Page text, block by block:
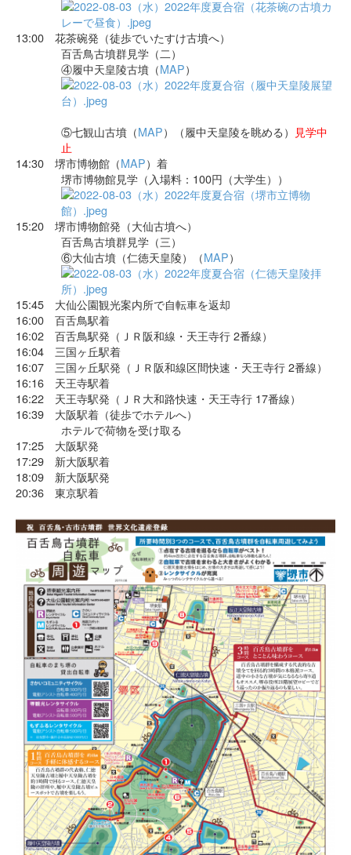
13:00 花茶碗発（徒歩でいたすけ古墳へ）
百舌鳥古墳群見学（二）
④履中天皇陵古墳（MAP）
⑤七観山古墳（MAP）（履中天皇陵を眺める） 見学中
止
14:30 堺市博物館（MAP）着
堺市博物館見学（入場料：100円（大学生））
15:20 堺市博物館発（大仙古墳へ）
百舌鳥古墳群見学（三）
⑥大仙古墳（仁徳天皇陵）（MAP）
15:45 大仙公園観光案内所で自転車を返却
16:00 百舌鳥駅着
16:02 百舌鳥駅発（ＪＲ阪和線・天王寺行 2番線）
16:04 三国ヶ丘駅着
16:07 三国ヶ丘駅発（ＪＲ阪和線区間快速・天王寺行 2番線）
16:16 天王寺駅着
16:22 天王寺駅発（ＪＲ大和路快速・天王寺行 17番線）
16:39 大阪駅着（徒歩でホテルへ）
ホテルで荷物を受け取る
17:25 大阪駅発
17:29 新大阪駅着
18:09 新大阪駅発
20:36 東京駅着